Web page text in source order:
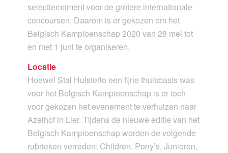
selectiemoment voor de grotere internationale
concoursen. Daarom is er gekozen om het
Belgisch Kampioenschap 2020 van 28 mei tot
en met 1 juni te organiseren.
Locatie
Hoewel Stal Hulsterlo een fijne thuisbasis was
voor het Belgisch Kampioenschap is er toch
voor gekozen het evenement te verhuizen naar
Azelhof in Lier. Tijdens de nieuwe editie van het
Belgisch Kampioenschap worden de volgende
rubrieken verreden: Children, Pony’s, Junioren,